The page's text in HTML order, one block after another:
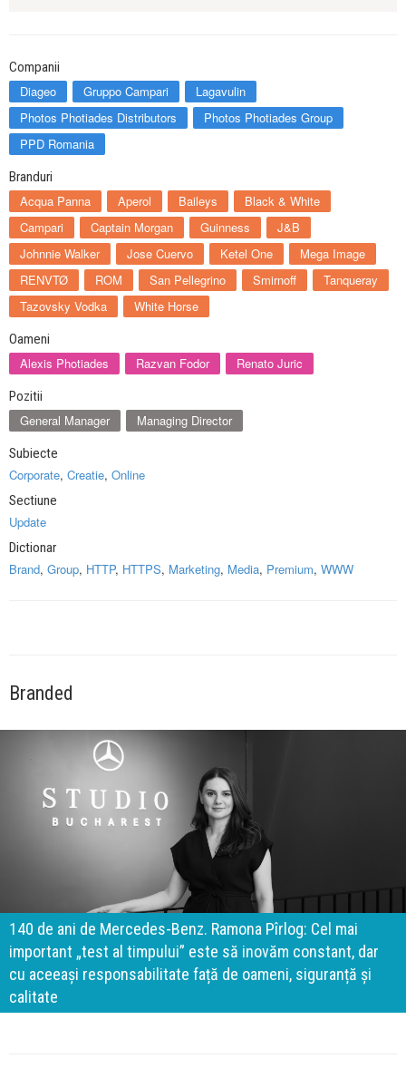
Companii
Diageo Gruppo Campari
Lagavulin
Photos Photiades Distributors
Photos Photiades Group
PPD Romania
Branduri
Acqua Panna Aperol Baileys
Black & White
Campari
Captain Morgan Guinness
J&B
Johnnie Walker
Jose Cuervo Ketel One
Mega Image
RENVTØ
ROM San Pellegrino Smirnoff
Tanqueray
Tazovsky Vodka
White Horse
Oameni
Alexis Photiades Razvan Fodor Renato Juric
Pozitii
General Manager Managing Director
Subiecte
Corporate, Creatie, Online
Sectiune
Update
Dictionar
Brand, Group, HTTP, HTTPS, Marketing, Media, Premium, WWW
Branded
140 de ani de Mercedes-Benz. Ramona Pîrlog: Cel mai
important „test al timpului” este să inovăm constant, dar
cu aceeași responsabilitate față de oameni, siguranță și
calitate